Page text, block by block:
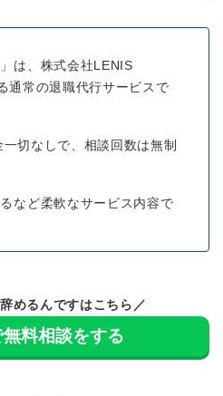
は、株式会社LENIS
通常の退職代行サービスで
切なしで、相談回数は無制
など柔軟なサービス内容で
めるんですはこちら／
料相談をする